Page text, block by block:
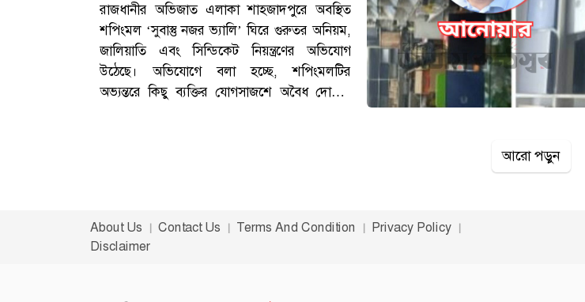
রাজধানীর অভিজাত এলাকা শাহজাদপুরে অবস্থিত
শপিংমল ‘সুবাস্তু নজর ভ্যালি’ ঘিরে গুরুতর অনিয়ম,
জালিয়াতি এবং সিন্ডিকেট নিয়ন্ত্রণের অভিযোগ
উঠেছে। অভিযোগে বলা হচ্ছে, শপিংমলটির
অভ্যন্তরে কিছু ব্যক্তির যোগসাজশে অবৈধ দোকান
তৌহিদের সহযোগিতায় একটি চক্র দীর্ঘদিন ধরে
অনিয়ম চালিয়ে আসছে।এই চক্রের সঙ্গে তারেক,
সম্পৃক্ততার কথা উঠে এসেছে। তাদের বিরুদ্ধে
আরো পড়ুন
About Us Contact Us Terms And Condition
Privacy Policy
Disclaimer